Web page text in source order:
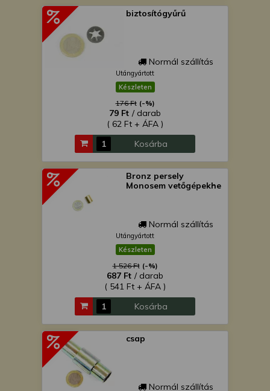
biztosítógyűrű
Normál szállítás
Utángyártott
Készleten
176 Ft (-%)
79 Ft / darab
( 62 Ft + ÁFA )
Kosárba
Bronz persely
Monosem vetőgépekhe
Normál szállítás
Utángyártott
Készleten
1 526 Ft (-%)
687 Ft / darab
( 541 Ft + ÁFA )
Kosárba
csap
Normál szállítás